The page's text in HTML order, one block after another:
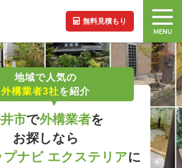
無料見積もり
MENU
地域で人気の
外構業者3社を紹介
市で外構業者を
お探しなら
プナビ エクステリアに